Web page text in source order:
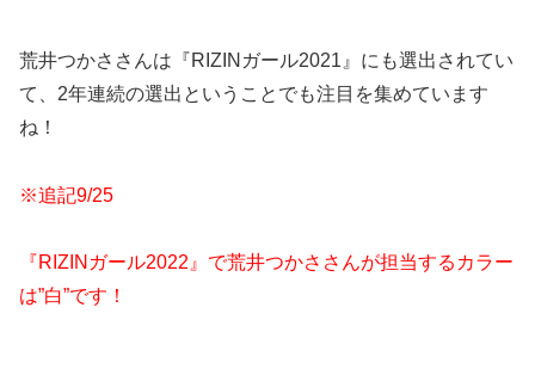
荒井つかささんは『RIZINガール2021』にも選出されてい
て、2年連続の選出ということでも注目を集めています
ね！
※追記9/25
『RIZINガール2022』で荒井つかささんが担当するカラー
は”白”です！